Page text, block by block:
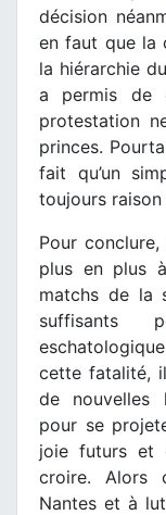
décision
en faut que la
la hiérarchie
a permis de
protestation
princes.
fait qu’un
toujours
Pour
plus en plus
matchs de la
suffisants
cette fatalité,
de nouvelles
pour se
joie futurs et
croire. Alors
Nantes et à